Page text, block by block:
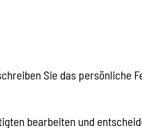
Sie das persönliche
bearbeiten und